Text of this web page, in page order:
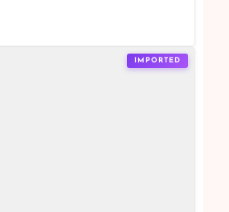
IMPORTED